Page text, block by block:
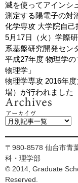
滅を使ってアインシ
測定する陽電子の対
化学専攻 大学院自己
5月17日（火）学際
系基盤研究開発セン
平成27年度 物理学
物理学」
物理学専攻 2016年
場）が行われました
〒980-8578 仙台市青
科・理学部
© 2014, Graduate
Reserved.